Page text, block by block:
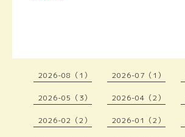
2026-08（1） 2026-07（1）
2026-05（3） 2026-04（2）
2026-02（2） 2026-01（2）